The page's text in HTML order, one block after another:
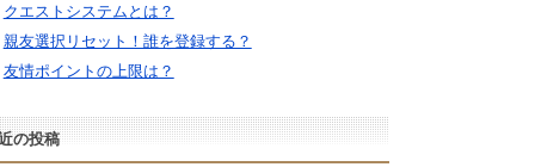
クエストシステムとは？
親友選択リセット！誰を登録する？
友情ポイントの上限は？
の投稿